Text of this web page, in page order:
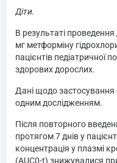
Діти.
В результаті
мг метформіну
пацієнтів педіатричної
здорових дорослих.
Дані щодо
одним дослідженням.
Після повторного
протягом 7 днів у
концентрація у плазмі
(AUC0-t) знижувалися